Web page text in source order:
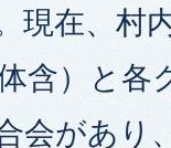
現在、村
含）と各
会があり